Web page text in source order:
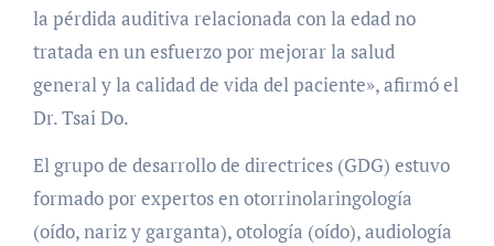
la pérdida auditiva relacionada con la edad no
tratada en un esfuerzo por mejorar la salud
general y la calidad de vida del paciente», afirmó el
Dr. Tsai Do.
El grupo de desarrollo de directrices (GDG) estuvo
formado por expertos en otorrinolaringología
(oído, nariz y garganta), otología (oído), audiología